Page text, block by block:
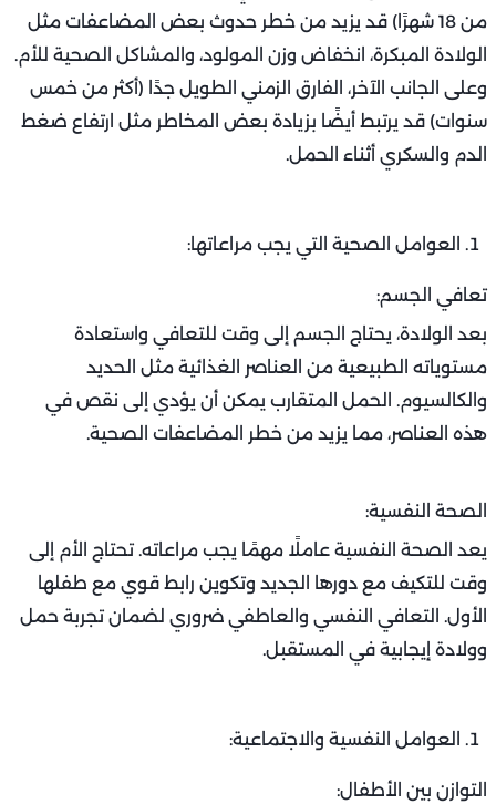
من 18 شهرًا) قد يزيد من خطر حدوث بعض المضاعفات مثل
الولادة المبكرة، انخفاض وزن المولود، والمشاكل الصحية للأم.
وعلى الجانب الآخر، الفارق الزمني الطويل جدًا (أكثر من خمس
سنوات) قد يرتبط أيضًا بزيادة بعض المخاطر مثل ارتفاع ضغط
الدم والسكري أثناء الحمل.
العوامل الصحية التي يجب مراعاتها:
تعافي الجسم:
بعد الولادة، يحتاج الجسم إلى وقت للتعافي واستعادة
مستوياته الطبيعية من العناصر الغذائية مثل الحديد
والكالسيوم. الحمل المتقارب يمكن أن يؤدي إلى نقص في
هذه العناصر، مما يزيد من خطر المضاعفات الصحية.
الصحة النفسية:
يعد الصحة النفسية عاملًا مهمًا يجب مراعاته. تحتاج الأم إلى
وقت للتكيف مع دورها الجديد وتكوين رابط قوي مع طفلها
الأول. التعافي النفسي والعاطفي ضروري لضمان تجربة حمل
وولادة إيجابية في المستقبل.
العوامل النفسية والاجتماعية:
التوازن بين الأطفال: